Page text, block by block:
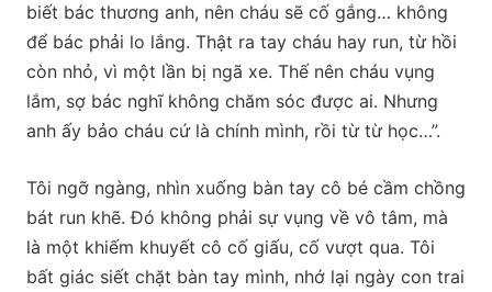
biết bác thương anh, nên cháu sẽ cố gắng… không
để bác phải lo lắng. Thật ra tay cháu hay run, từ hồi
còn nhỏ, vì một lần bị ngã xe. Thế nên cháu vụng
lắm, sợ bác nghĩ không chăm sóc được ai. Nhưng
anh ấy bảo cháu cứ là chính mình, rồi từ từ học…”.
Tôi ngỡ ngàng, nhìn xuống bàn tay cô bé cầm chồng
bát run khẽ. Đó không phải sự vụng về vô tâm, mà
là một khiếm khuyết cô cố giấu, cố vượt qua. Tôi
bất giác siết chặt bàn tay mình, nhớ lại ngày con trai